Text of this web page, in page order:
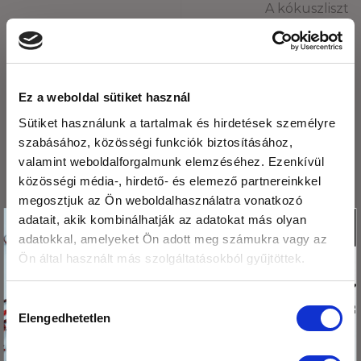
Ez a weboldal sütiket használ
Sütiket használunk a tartalmak és hirdetések személyre
szabásához, közösségi funkciók biztosításához,
valamint weboldalforgalmunk elemzéséhez. Ezenkívül
közösségi média-, hirdető- és elemező partnereinkkel
megosztjuk az Ön weboldalhasználatra vonatkozó
adatait, akik kombinálhatják az adatokat más olyan
adatokkal, amelyeket Ön adott meg számukra vagy az
Ön által használt más szolgáltatásokból gyűjtöttek.
Hozzájárulás
kiválasztása
Elengedhetetlen
Mire jó a máriatövis olaj?
A kókuszliszt
felhasználása a
konyhában
LEGUTÓBBI BEJEGYZÉSEK
Fogyasszunk mogyoró-, mandula és kesuvajat!
Mogyoróvajas szelet
Méregtelenítés természetesen és óvatosan.
Kétféle puding – laktató, finom, egészséges
maradjon!
Köszönjük,hogy
olvasod a blogunkat!
Ezért
megajándékozunk egy
kis csomag hibiszkusz
virág teával!